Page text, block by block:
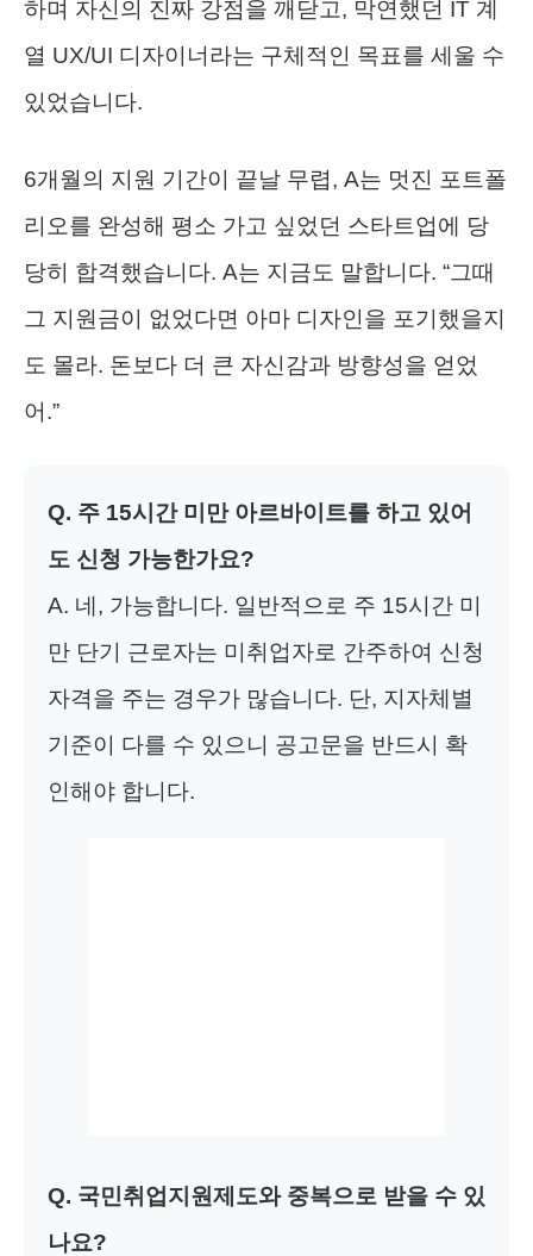
하며 자신의 진짜 강점을 깨닫고, 막연했던 IT 계
열 UX/UI 디자이너라는 구체적인 목표를 세울 수
있었습니다.
6개월의 지원 기간이 끝날 무렵, A는 멋진 포트폴
리오를 완성해 평소 가고 싶었던 스타트업에 당
당히 합격했습니다. A는 지금도 말합니다. “그때
그 지원금이 없었다면 아마 디자인을 포기했을지
도 몰라. 돈보다 더 큰 자신감과 방향성을 얻었
어.”
Q. 주 15시간 미만 아르바이트를 하고 있어
도 신청 가능한가요?
A. 네, 가능합니다. 일반적으로 주 15시간 미
만 단기 근로자는 미취업자로 간주하여 신청
자격을 주는 경우가 많습니다. 단, 지자체별
기준이 다를 수 있으니 공고문을 반드시 확
인해야 합니다.
Q. 국민취업지원제도와 중복으로 받을 수 있
나요?